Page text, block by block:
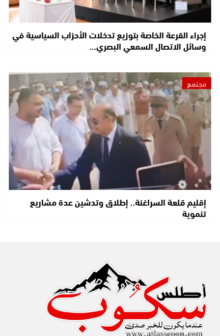
إجراء القرعة الخاصة بتوزيع تدخلات الأحزاب السياسية في
وسائل الاتصال السمعي البصري…
مجتمع
إقليم قلعة السراغنة.. إطلاق وتدشين عدة مشاريع
تنموية